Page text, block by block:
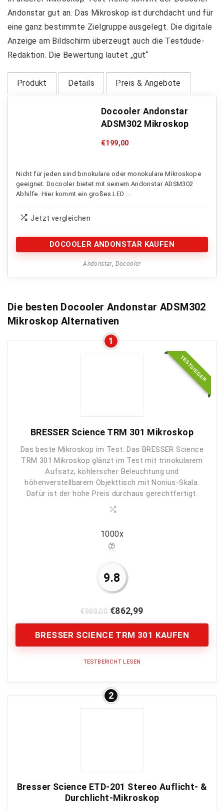
Andonstar gut an. Das Mikroskop ist durchdacht und für
eine ganz bestimmte Zielgruppe ausgelegt. Die digitale
Anzeige am Bildschirm überzeugt auch die Testdude-
Redaktion. Die Bewertung lautet „gut“
Produkt Details Preis & Angebote
Docooler Andonstar
ADSM302 Mikroskop
€199,00
Nicht für jeden sind binokulare oder monokulare Mikroskope
geeignet. Docooler bietet mit seinem Andonstar ADSM302
Abhilfe. Hier kommt ein großes LED ...
Jetzt vergleichen
DOCOOLER ANDONSTAR KAUFEN
Andonstar, Docooler
Die besten Docooler Andonstar ADSM302
Mikroskop Alternativen
TESTSIEGER
1
BRESSER Science TRM 301 Mikroskop
Das beste Mikroskop im Test: Das BRESSER Science
TRM 301 Mikroskop glänzt im Test mit trinokularem
Aufsatz, köhlerscher Beleuchtung und
höhenverstellbarem Objekttisch mit Nonius-Skala.
Dafür ist der hohe Preis durchaus gerechtfertigt.
1000x
9.8
€989,00 €862,99
BRESSER SCIENCE TRM 301 KAUFEN
TESTBERICHT LESEN
2
Bresser Science ETD-201 Stereo Auflicht- &
Durchlicht-Mikroskop